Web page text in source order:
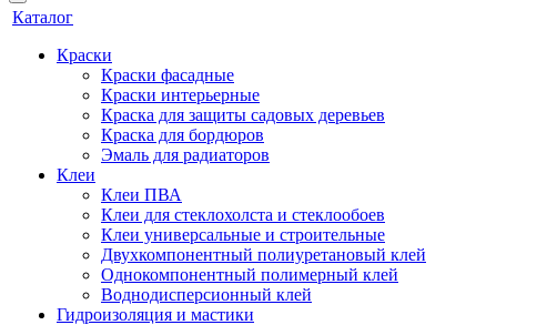
Каталог
Краски
Краски фасадные
Краски интерьерные
Краска для защиты садовых деревьев
⁠Краска для бордюров
Эмаль для радиаторов
Клеи
Клеи ПВА
Клеи для стеклохолста и стеклообоев
Клеи универсальные и строительные
Двухкомпонентный полиуретановый клей
Однокомпонентный полимерный клей
Воднодисперсионный клей
Гидроизоляция и мастики